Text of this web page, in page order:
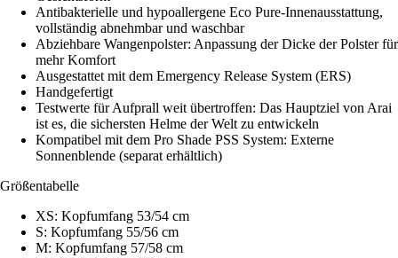
Antibakterielle und hypoallergene Eco Pure-Innenausstattung,
vollständig abnehmbar und waschbar
Abziehbare Wangenpolster: Anpassung der Dicke der Polster für
mehr Komfort
Ausgestattet mit dem Emergency Release System (ERS)
Handgefertigt
Testwerte für Aufprall weit übertroffen: Das Hauptziel von Arai
ist es, die sichersten Helme der Welt zu entwickeln
Kompatibel mit dem Pro Shade PSS System: Externe
Sonnenblende (separat erhältlich)
Größentabelle
XS: Kopfumfang 53/54 cm
S: Kopfumfang 55/56 cm
M: Kopfumfang 57/58 cm